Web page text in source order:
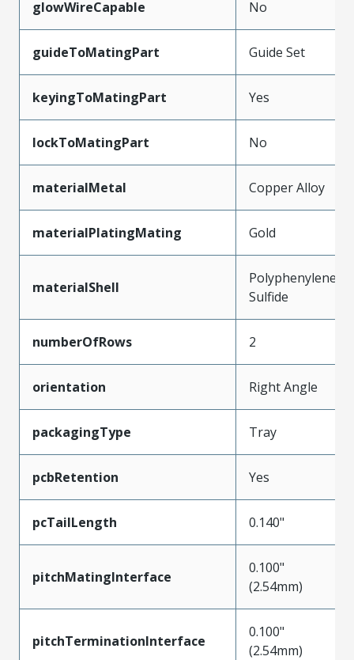
glowWireCapable No
guideToMatingPart Guide Set
keyingToMatingPart Yes
lockToMatingPart No
materialMetal Copper Alloy
materialPlatingMating Gold
materialShell
Polyphenylene
Sulfide
numberOfRows 2
orientation Right Angle
packagingType Tray
pcbRetention Yes
pcTailLength 0.140"
pitchMatingInterface
0.100"
(2.54mm)
pitchTerminationInterface
0.100"
(2.54mm)